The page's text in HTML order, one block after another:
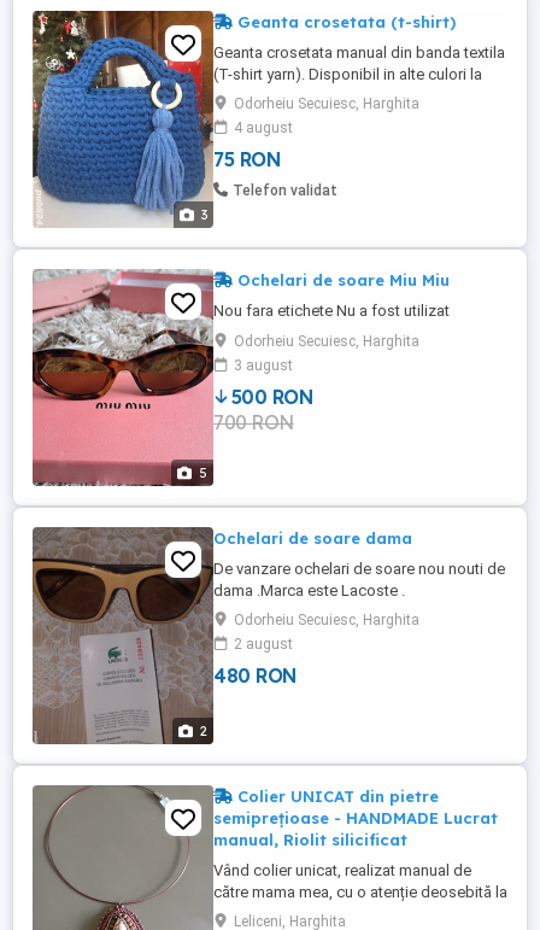
3
Geanta crosetata (t-shirt)
Geanta crosetata manual din banda textila
(T-shirt yarn). Disponibil in alte culori la
comanda.
Odorheiu Secuiesc, Harghita
4 august
75 RON
Telefon validat
5
Ochelari de soare Miu Miu
Nou fara etichete Nu a fost utilizat
Odorheiu Secuiesc, Harghita
3 august
500 RON
700 RON
2
Ochelari de soare dama
De vanzare ochelari de soare nou nouti de
dama .Marca este Lacoste .
Odorheiu Secuiesc, Harghita
2 august
480 RON
Colier UNICAT din pietre
semiprețioase - HANDMADE Lucrat
manual, Riolit silicificat
Vând colier unicat, realizat manual de
către mama mea, cu o atenție deosebită la
detalii. Bijuteria este o piesă deosebită,
Leliceni, Harghita